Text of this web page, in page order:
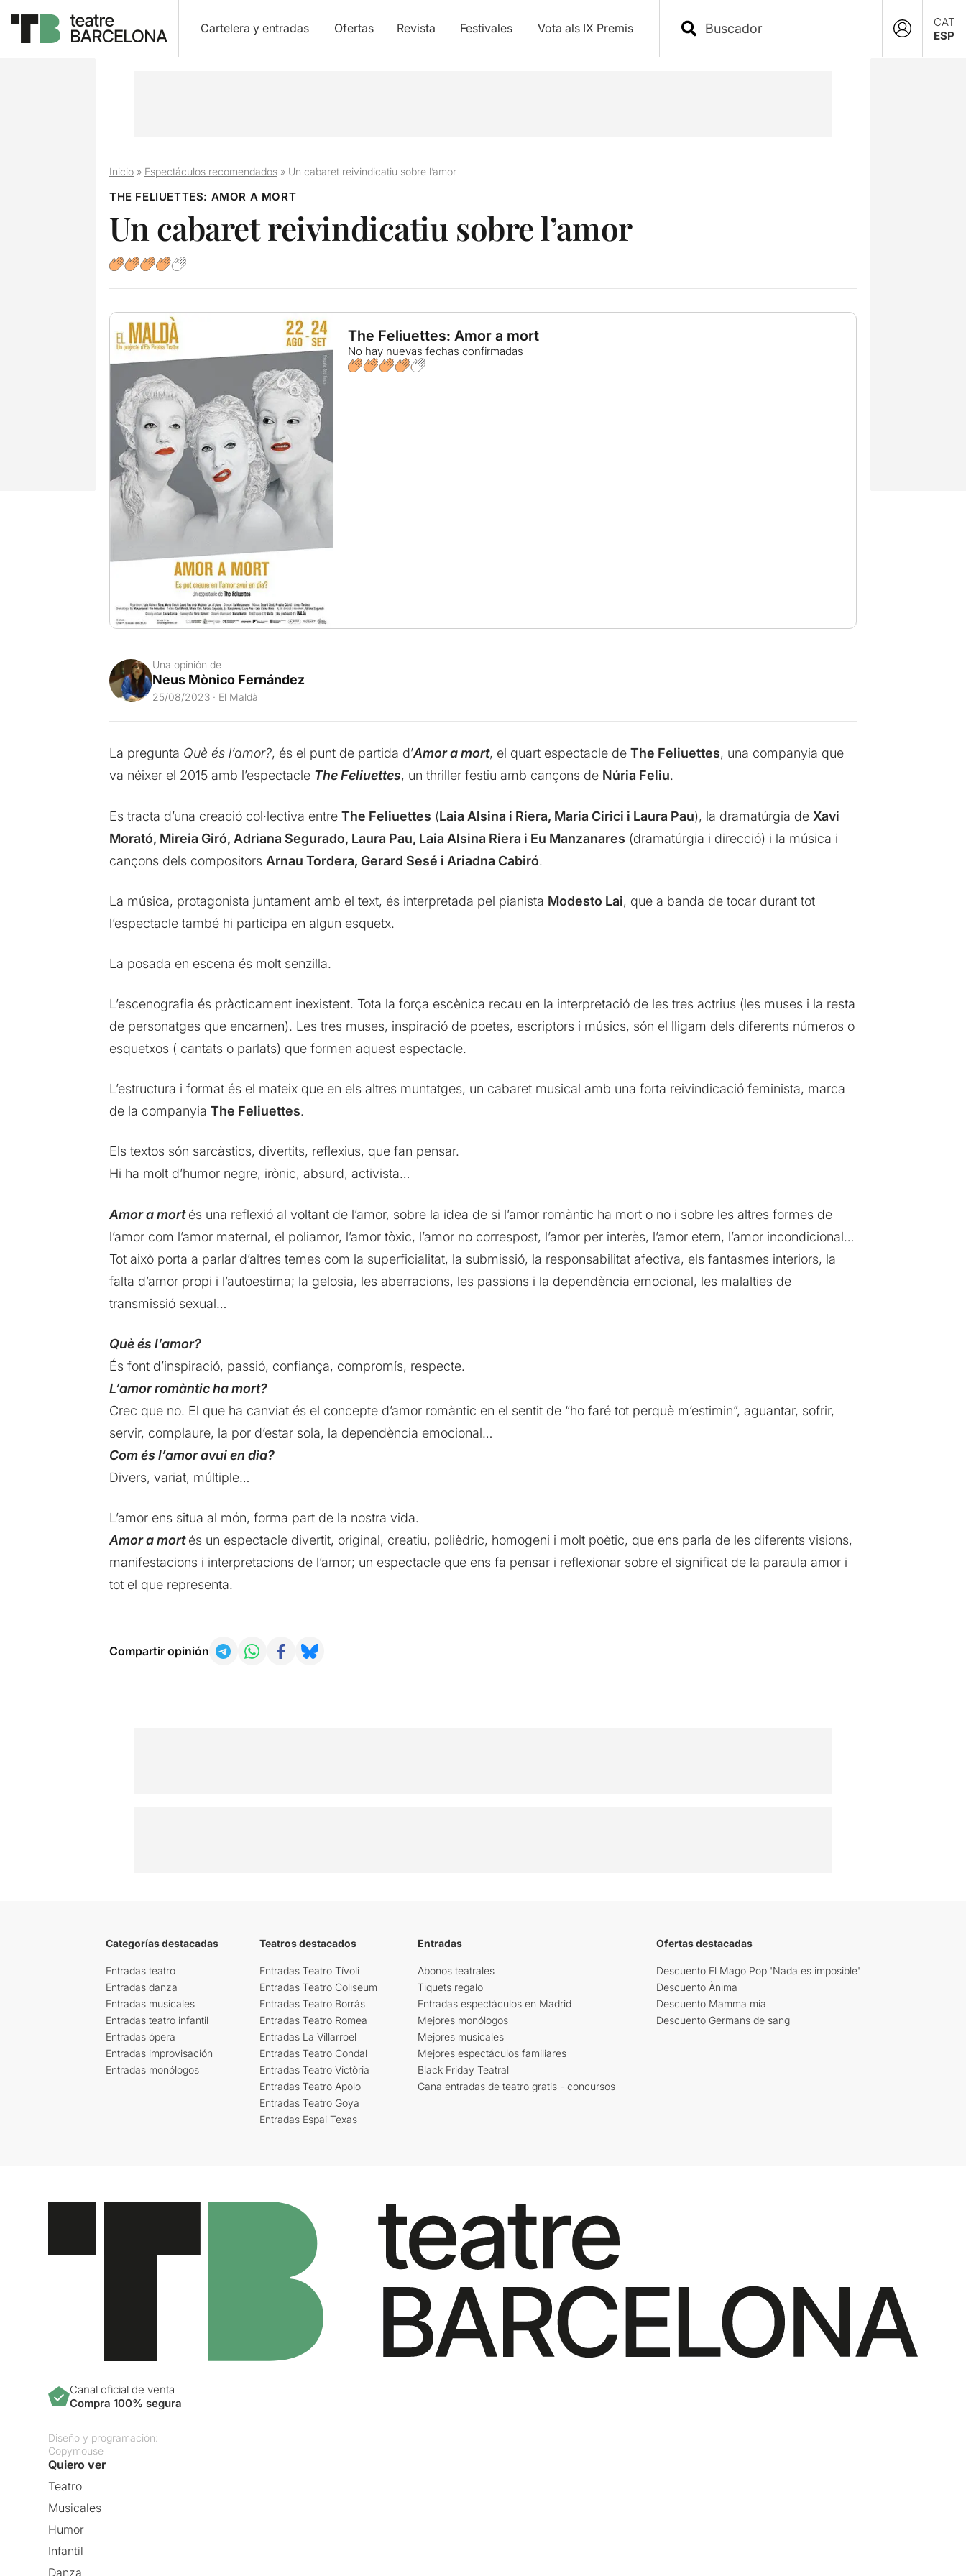
Cartelera y entradas Ofertas Revista Festivales Vota als IX Premis
CAT
ESP
Inicio» Espectáculos recomendados» Un cabaret reivindicatiu sobre l’amor
THE FELIUETTES: AMOR A MORT
Un cabaret reivindicatiu sobre l’amor
The Feliuettes: Amor a mort
No hay nuevas fechas confirmadas
Una opinión de
Neus Mònico Fernández
25/08/2023 · El Maldà
La pregunta Què és l’amor?, és el punt de partida d’Amor a mort, el quart espectacle de The Feliuettes, una companyia que
va néixer el 2015 amb l’espectacle The Feliuettes, un thriller festiu amb cançons de Núria Feliu.
Es tracta d’una creació col·lectiva entre The Feliuettes (Laia Alsina i Riera, Maria Cirici i Laura Pau), la dramatúrgia de Xavi
Morató, Mireia Giró, Adriana Segurado, Laura Pau, Laia Alsina Riera i Eu Manzanares (dramatúrgia i direcció) i la música i
cançons dels compositors Arnau Tordera, Gerard Sesé i Ariadna Cabiró.
La música, protagonista juntament amb el text, és interpretada pel pianista Modesto Lai, que a banda de tocar durant tot
l’espectacle també hi participa en algun esquetx.
La posada en escena és molt senzilla.
L’escenografia és pràcticament inexistent. Tota la força escènica recau en la interpretació de les tres actrius (les muses i la resta
de personatges que encarnen). Les tres muses, inspiració de poetes, escriptors i músics, són el lligam dels diferents números o
esquetxos ( cantats o parlats) que formen aquest espectacle.
L’estructura i format és el mateix que en els altres muntatges, un cabaret musical amb una forta reivindicació feminista, marca
de la companyia The Feliuettes.
Els textos són sarcàstics, divertits, reflexius, que fan pensar.
Hi ha molt d’humor negre, irònic, absurd, activista…
Amor a mortés una reflexió al voltant de l’amor, sobre la idea de si l’amor romàntic ha mort o no i sobre les altres formes de
l’amor com l’amor maternal, el poliamor, l’amor tòxic, l’amor no correspost, l’amor per interès, l’amor etern, l’amor incondicional…
Tot això porta a parlar d’altres temes com la superficialitat, la submissió, la responsabilitat afectiva, els fantasmes interiors, la
falta d’amor propi i l’autoestima; la gelosia, les aberracions, les passions i la dependència emocional, les malalties de
transmissió sexual…
Què és l’amor?
És font d’inspiració, passió, confiança, compromís, respecte.
L’amor romàntic ha mort?
Crec que no. El que ha canviat és el concepte d’amor romàntic en el sentit de “ho faré tot perquè m’estimin”, aguantar, sofrir,
servir, complaure, la por d’estar sola, la dependència emocional…
Com és l’amor avui en dia?
Divers, variat, múltiple…
L’amor ens situa al món, forma part de la nostra vida.
Amor a mortés un espectacle divertit, original, creatiu, polièdric, homogeni i molt poètic, que ens parla de les diferents visions,
manifestacions i interpretacions de l’amor; un espectacle que ens fa pensar i reflexionar sobre el significat de la paraula amor i
tot el que representa.
Compartir opinión
Categorías destacadas
Entradas teatro
Entradas danza
Entradas musicales
Entradas teatro infantil
Entradas ópera
Entradas improvisación
Entradas monólogos
Teatros destacados
Entradas Teatro Tívoli
Entradas Teatro Coliseum
Entradas Teatro Borrás
Entradas Teatro Romea
Entradas La Villarroel
Entradas Teatro Condal
Entradas Teatro Victòria
Entradas Teatro Apolo
Entradas Teatro Goya
Entradas Espai Texas
Entradas
Abonos teatrales
Tiquets regalo
Entradas espectáculos en Madrid
Mejores monólogos
Mejores musicales
Mejores espectáculos familiares
Black Friday Teatral
Gana entradas de teatro gratis - concursos
Ofertas destacadas
Descuento El Mago Pop 'Nada es imposible'
Descuento Ànima
Descuento Mamma mia
Descuento Germans de sang
Canal oficial de venta
Compra 100% segura
Diseño y programación:
Copymouse
Quiero ver
Teatro
Musicales
Humor
Infantil
Danza